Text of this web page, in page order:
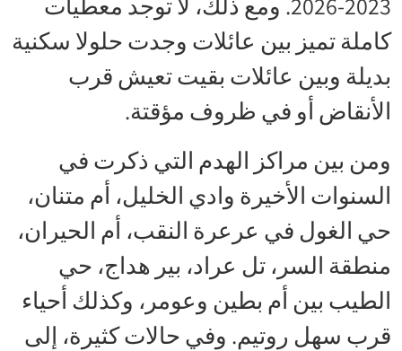
كاملة تميز بين عائلات وجدت حلولا سكنية
بديلة وبين عائلات بقيت تعيش قرب
الأنقاض أو في ظروف مؤقتة.
ومن بين مراكز الهدم التي ذكرت في
السنوات الأخيرة وادي الخليل، أم متنان،
حي الغول في عرعرة النقب، أم الحيران،
منطقة السر، تل عراد، بير هداج، حي
الطيب بين أم بطين وعومر، وكذلك أحياء
قرب سهل روتيم. وفي حالات كثيرة، إلى